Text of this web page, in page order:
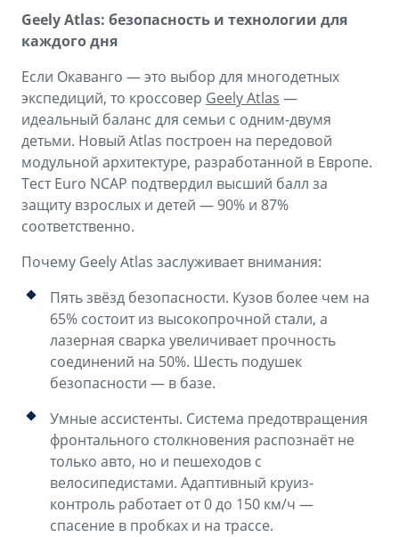
Geely Atlas: безопасность и технологии для
каждого дня
Если Окаванго — это выбор для многодетных
экспедиций, то кроссовер Geely Atlas —
идеальный баланс для семьи с одним-двумя
детьми. Новый Atlas построен на передовой
модульной архитектуре, разработанной в Европе.
Тест Euro NCAP подтвердил высший балл за
защиту взрослых и детей — 90% и 87%
соответственно.
Почему Geely Atlas заслуживает внимания:
Пять звёзд безопасности. Кузов более чем на
65% состоит из высокопрочной стали, а
лазерная сварка увеличивает прочность
соединений на 50%. Шесть подушек
безопасности — в базе.
Умные ассистенты. Система предотвращения
фронтального столкновения распознаёт не
только авто, но и пешеходов с
велосипедистами. Адаптивный круиз-
контроль работает от 0 до 150 км/ч —
спасение в пробках и на трассе.